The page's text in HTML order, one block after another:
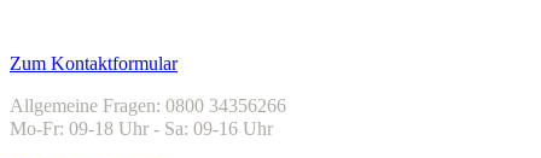
Zum Kontaktformular
Allgemeine Fragen: 0800 34356266
Mo-Fr: 09-18 Uhr - Sa: 09-16 Uhr